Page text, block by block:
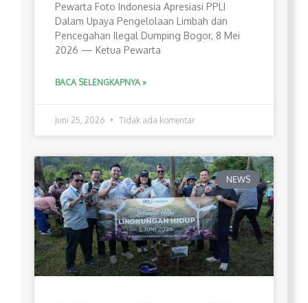
Pewarta Foto Indonesia Apresiasi PPLI
Dalam Upaya Pengelolaan Limbah dan
Pencegahan Ilegal Dumping Bogor, 8 Mei
2026 — Ketua Pewarta
BACA SELENGKAPNYA »
Juni 25, 2026 Tidak ada komentar
NEWS